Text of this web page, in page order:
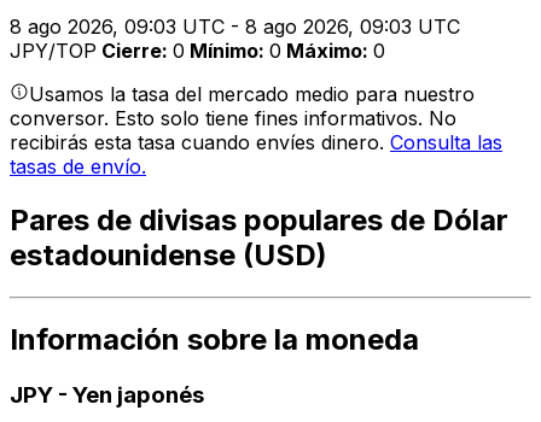
8 ago 2026, 09:03 UTC - 8 ago 2026, 09:03 UTC
JPY/TOP Cierre: 0 Mínimo: 0 Máximo: 0
Usamos la tasa del mercado medio para nuestro
conversor. Esto solo tiene fines informativos. No
recibirás esta tasa cuando envíes dinero. Consulta las
tasas de envío.
Pares de divisas populares de Dólar
estadounidense (USD)
Información sobre la moneda
JPY - Yen japonés